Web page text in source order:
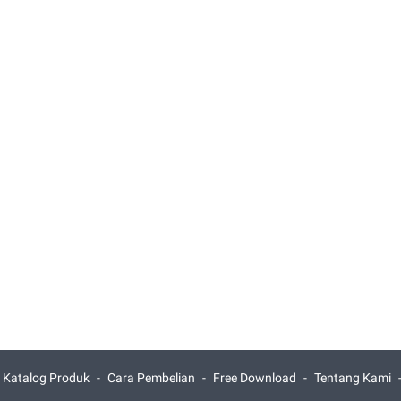
Katalog Produk Cara Pembelian Free Download Tentang Kami